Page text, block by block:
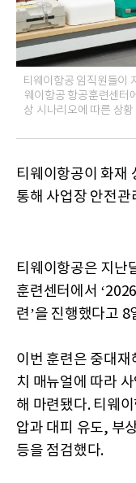
티웨이항공 임직원들이
웨이항공 항공훈련센터
상 시나리오에 따른 상
티웨이항공이 화재
통해 사업장 안전
티웨이항공은 지난
훈련센터에서
련’을 진행했다고 8
이번 훈련은 중대
치 매뉴얼에 따라
해 마련됐다. 티웨
압과 대피 유도, 부
등을 점검했다.